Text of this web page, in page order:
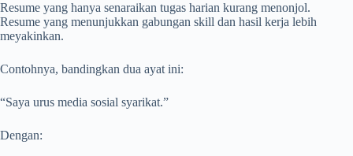
Resume yang hanya senaraikan tugas harian kurang menonjol.
Resume yang menunjukkan gabungan skill dan hasil kerja lebih
meyakinkan.
Contohnya, bandingkan dua ayat ini:
“Saya urus media sosial syarikat.”
Dengan: